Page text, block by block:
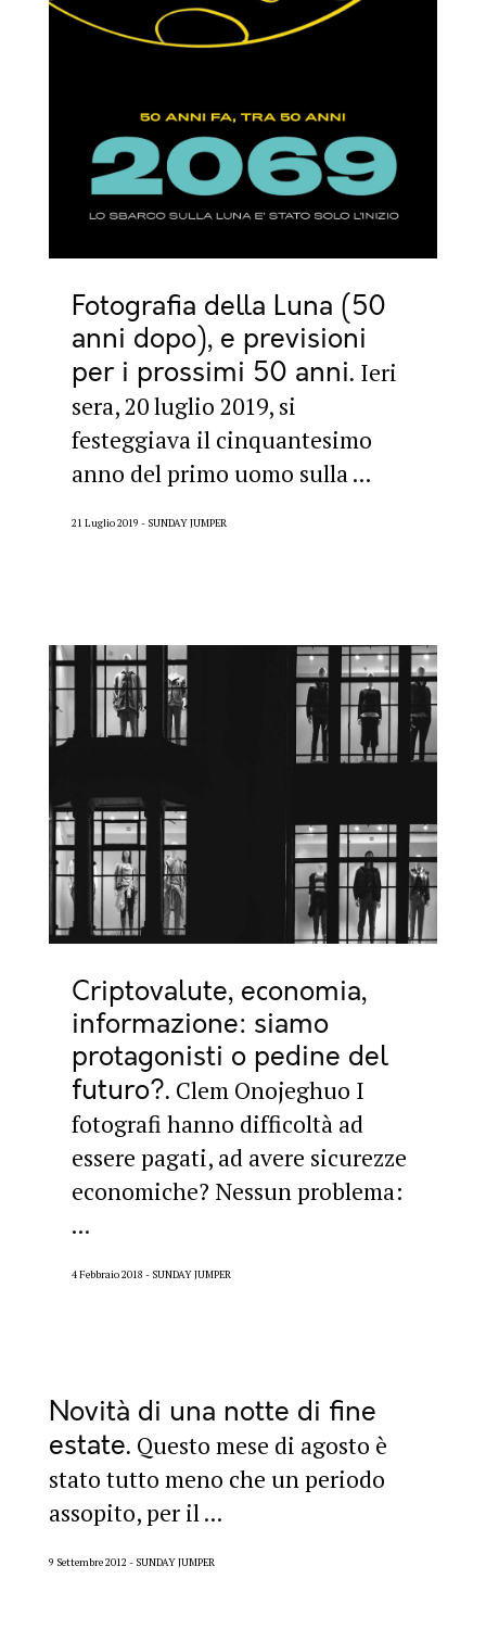
Fotografia della Luna (50
anni dopo), e previsioni
per i prossimi 50 anni Ieri
sera, 20 luglio 2019, si
festeggiava il cinquantesimo
anno del primo uomo sulla ...
21 Luglio 2019 SUNDAY JUMPER
Criptovalute, economia,
informazione: siamo
protagonisti o pedine del
futuro? Clem Onojeghuo I
fotografi hanno difficoltà ad
essere pagati, ad avere sicurezze
economiche? Nessun problema:
...
4 Febbraio 2018 SUNDAY JUMPER
Novità di una notte di fine
estate Questo mese di agosto è
stato tutto meno che un periodo
assopito, per il ...
9 Settembre 2012 SUNDAY JUMPER